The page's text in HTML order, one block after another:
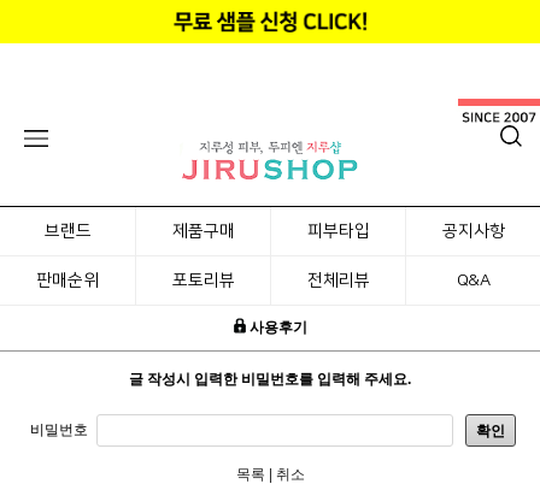
브랜드 제품구매 피부타입 공지사항
판매순위 포토리뷰 전체리뷰 Q&A
사용후기
글 작성시 입력한 비밀번호를 입력해 주세요.
비밀번호 확인
목록 | 취소